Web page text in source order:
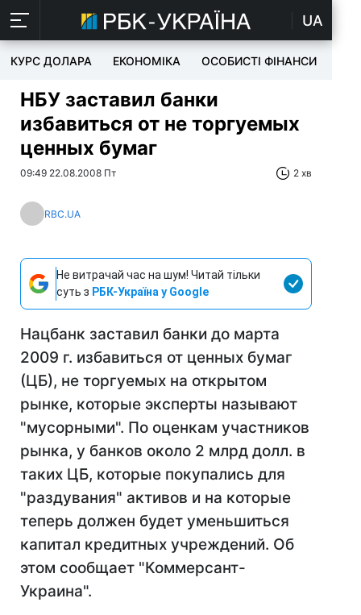
UA
КУРС ДОЛАРА ЕКОНОМІКА ОСОБИСТІ ФІНАНСИ
НБУ заставил банки
избавиться от не торгуемых
ценных бумаг
09:49 22.08.2008 Пт 2 хв
RBC.UA
Не витрачай час на шум! Читай тільки
суть з РБК-Україна у Google
Нацбанк заставил банки до марта
2009 г. избавиться от ценных бумаг
(ЦБ), не торгуемых на открытом
рынке, которые эксперты называют
"мусорными". По оценкам участников
рынка, у банков около 2 млрд долл. в
таких ЦБ, которые покупались для
"раздувания" активов и на которые
теперь должен будет уменьшиться
капитал кредитных учреждений. Об
этом сообщает "Коммерсант-
Украина".